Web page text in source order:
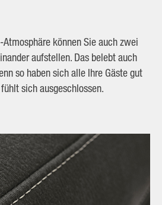
können Sie auch zwei
aufstellen. Das belebt auch
so haben sich alle Ihre Gäste gut
sich ausgeschlossen.